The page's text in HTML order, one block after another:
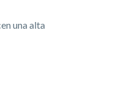
una alta